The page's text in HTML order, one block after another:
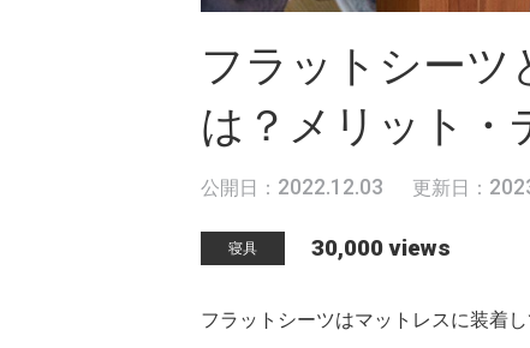
フラットシーツ
は？メリット・
公開日： 2022.12.03 更新日：
寝具 30,000 views
フラットシーツはマットレスに装着